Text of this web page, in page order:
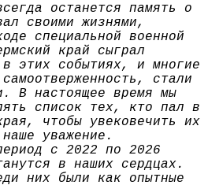
останется память о
своими жизнями,
специальной военной
край сыграл
в этих событиях, и многие
стали
В настоящее время мы
список тех, кто пал в
чтобы увековечить их
уважение.
с 2022 по 2026
в наших сердцах.
них были как опытные